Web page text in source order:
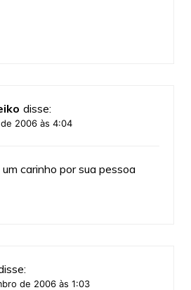
disse:
2006 às 4:04
carinho por sua pessoa
de 2006 às 1:03